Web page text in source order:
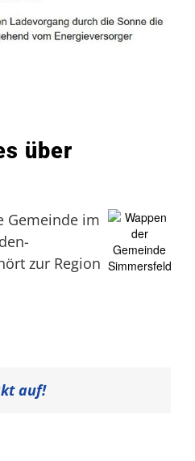
über
Gemeinde im
zur Region
auf!